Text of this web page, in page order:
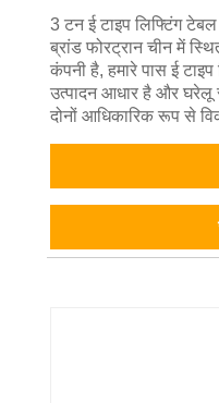
3 टन ई टाइप लिफ्टिंग
ब्रांड फोरट्रान चीन में
कंपनी है, हमारे पास ई
उत्पादन आधार है और घरेलू
दोनों आधिकारिक रूप से